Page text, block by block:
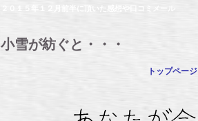
２０１５年１２月前半に頂いた感想や口コミメール
小雪が紡ぐと・・・
トップページ